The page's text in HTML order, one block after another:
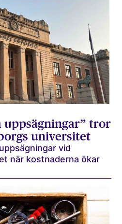
uppsägningar” tror
universitet
vid
när kostnaderna ökar